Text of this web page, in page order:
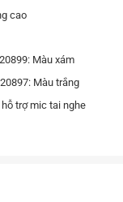
cao
Màu xám
Màu trắng
trợ mic tai nghe